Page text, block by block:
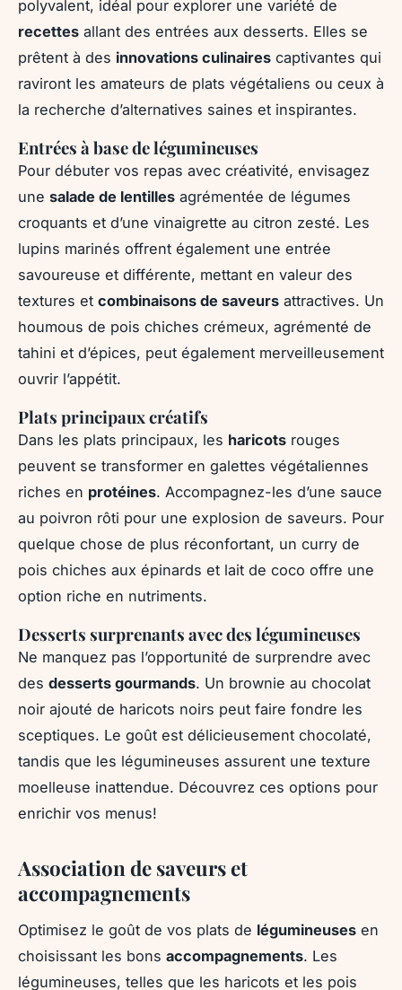
polyvalent, idéal pour explorer une variété de
recettes allant des entrées aux desserts. Elles se
prêtent à des innovations culinaires captivantes qui
raviront les amateurs de plats végétaliens ou ceux à
la recherche d’alternatives saines et inspirantes.
Entrées à base de légumineuses
Pour débuter vos repas avec créativité, envisagez
une salade de lentilles agrémentée de légumes
croquants et d’une vinaigrette au citron zesté. Les
lupins marinés offrent également une entrée
savoureuse et différente, mettant en valeur des
textures et combinaisons de saveurs attractives. Un
houmous de pois chiches crémeux, agrémenté de
tahini et d’épices, peut également merveilleusement
ouvrir l’appétit.
Plats principaux créatifs
Dans les plats principaux, les haricots rouges
peuvent se transformer en galettes végétaliennes
riches en protéines. Accompagnez-les d’une sauce
au poivron rôti pour une explosion de saveurs. Pour
quelque chose de plus réconfortant, un curry de
pois chiches aux épinards et lait de coco offre une
option riche en nutriments.
Desserts surprenants avec des légumineuses
Ne manquez pas l’opportunité de surprendre avec
des desserts gourmands. Un brownie au chocolat
noir ajouté de haricots noirs peut faire fondre les
sceptiques. Le goût est délicieusement chocolaté,
tandis que les légumineuses assurent une texture
moelleuse inattendue. Découvrez ces options pour
enrichir vos menus!
Association de saveurs et
accompagnements
Optimisez le goût de vos plats de légumineuses en
choisissant les bons accompagnements. Les
légumineuses, telles que les haricots et les pois